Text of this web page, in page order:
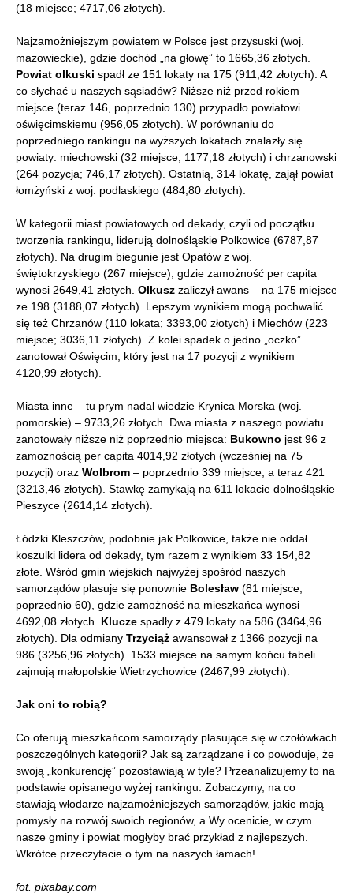
(18 miejsce; 4717,06 złotych).
Najzamożniejszym powiatem w Polsce jest przysuski (woj.
mazowieckie), gdzie dochód „na głowę” to 1665,36 złotych.
Powiat olkuski spadł ze 151 lokaty na 175 (911,42 złotych). A
co słychać u naszych sąsiadów? Niższe niż przed rokiem
miejsce (teraz 146, poprzednio 130) przypadło powiatowi
oświęcimskiemu (956,05 złotych). W porównaniu do
poprzedniego rankingu na wyższych lokatach znalazły się
powiaty: miechowski (32 miejsce; 1177,18 złotych) i chrzanowski
(264 pozycja; 746,17 złotych). Ostatnią, 314 lokatę, zajął powiat
łomżyński z woj. podlaskiego (484,80 złotych).
W kategorii miast powiatowych od dekady, czyli od początku
tworzenia rankingu, liderują dolnośląskie Polkowice (6787,87
złotych). Na drugim biegunie jest Opatów z woj.
świętokrzyskiego (267 miejsce), gdzie zamożność per capita
wynosi 2649,41 złotych. Olkusz zaliczył awans – na 175 miejsce
ze 198 (3188,07 złotych). Lepszym wynikiem mogą pochwalić
się też Chrzanów (110 lokata; 3393,00 złotych) i Miechów (223
miejsce; 3036,11 złotych). Z kolei spadek o jedno „oczko”
zanotował Oświęcim, który jest na 17 pozycji z wynikiem
4120,99 złotych).
Miasta inne – tu prym nadal wiedzie Krynica Morska (woj.
pomorskie) – 9733,26 złotych. Dwa miasta z naszego powiatu
zanotowały niższe niż poprzednio miejsca: Bukowno jest 96 z
zamożnością per capita 4014,92 złotych (wcześniej na 75
pozycji) oraz Wolbrom – poprzednio 339 miejsce, a teraz 421
(3213,46 złotych). Stawkę zamykają na 611 lokacie dolnośląskie
Pieszyce (2614,14 złotych).
Łódzki Kleszczów, podobnie jak Polkowice, także nie oddał
koszulki lidera od dekady, tym razem z wynikiem 33 154,82
złote. Wśród gmin wiejskich najwyżej spośród naszych
samorządów plasuje się ponownie Bolesław (81 miejsce,
poprzednio 60), gdzie zamożność na mieszkańca wynosi
4692,08 złotych. Klucze spadły z 479 lokaty na 586 (3464,96
złotych). Dla odmiany Trzyciąż awansował z 1366 pozycji na
986 (3256,96 złotych). 1533 miejsce na samym końcu tabeli
zajmują małopolskie Wietrzychowice (2467,99 złotych).
Jak oni to robią?
Co oferują mieszkańcom samorządy plasujące się w czołówkach
poszczególnych kategorii? Jak są zarządzane i co powoduje, że
swoją „konkurencję” pozostawiają w tyle? Przeanalizujemy to na
podstawie opisanego wyżej rankingu. Zobaczymy, na co
stawiają włodarze najzamożniejszych samorządów, jakie mają
pomysły na rozwój swoich regionów, a Wy ocenicie, w czym
nasze gminy i powiat mogłyby brać przykład z najlepszych.
Wkrótce przeczytacie o tym na naszych łamach!
fot. pixabay.com